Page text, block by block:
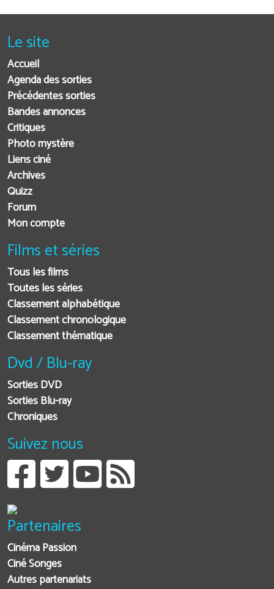
Le site
Accueil
Agenda des sorties
Précédentes sorties
Bandes annonces
Critiques
Photo mystère
Liens ciné
Archives
Quizz
Forum
Mon compte
Films et séries
Tous les films
Toutes les séries
Classement alphabétique
Classement chronologique
Classement thématique
Dvd / Blu-ray
Sorties DVD
Sorties Blu-ray
Chroniques
Suivez nous
Partenaires
Cinéma Passion
Ciné Songes
Autres partenariats